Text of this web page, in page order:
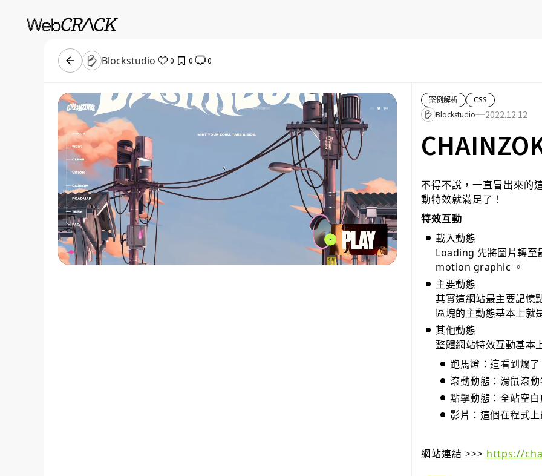
Blockstudio 0 0 0
案例解析
CSS
Blockstudio
2022.12.12
不得不說，一直冒出來的
動特效就滿足了！
特效互動
載入動態
Loading 先將圖片轉至
motion graphic 。
主要動態
其實這網站最主要記憶
區塊的主動態基本上就
其他動態
整體網站特效互動基本
跑馬燈：這看到爛
滾動動態：滑鼠滾
點擊動態：全站空
影片：這個在程式
網站連結 >>> https://